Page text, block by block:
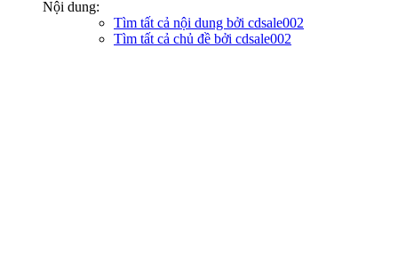
Nội dung:
Tìm tất cả nội dung bởi cdsale002
Tìm tất cả chủ đề bởi cdsale002